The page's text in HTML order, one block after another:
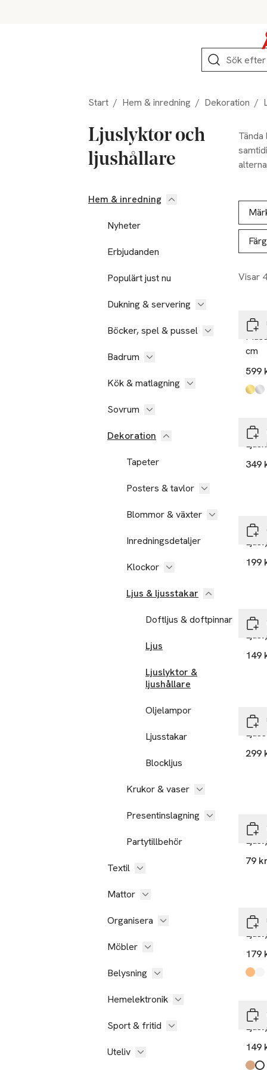
Sök
Start / Hem & inredning / Dekoration /
Ljuslyktor och
ljushållare
Hoppa till produktsidan
Hem & inredning
Nyheter
Erbjudanden
Populärt just nu
Dukning & servering
Böcker, spel & pussel
Badrum
Kök & matlagning
Sovrum
Dekoration
Tapeter
Posters & tavlor
Blommor & växter
Inredningsdetaljer
Klockor
Ljus & ljusstakar
Doftljus & doftpinnar
Ljus
Ljuslyktor &
ljushållare
Oljelampor
Ljusstakar
Blockljus
Krukor & vaser
Presentinslagning
Partytillbehör
Textil
Mattor
Organisera
Möbler
Belysning
Hemelektronik
Sport & fritid
Uteliv
Färg
Visar
Lista
cm
599
Gold
Silver
349
199
149
299
79 kr
179
Amber
Clear
149